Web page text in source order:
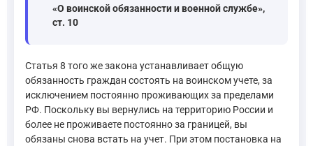
«О воинской обязанности и военной службе»,
ст. 10
Статья 8 того же закона устанавливает общую
обязанность граждан состоять на воинском учете, за
исключением постоянно проживающих за пределами
РФ. Поскольку вы вернулись на территорию России и
более не проживаете постоянно за границей, вы
обязаны снова встать на учет. При этом постановка на